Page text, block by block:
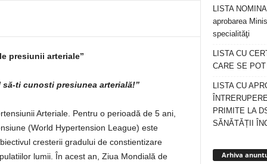
presiunii arteriale”
ti cunosti presiunea arterială!”
Arteriale. Pentru o perioadă de 5 ani,
(World Hypertension League) este
cresterii gradului de constientizare
lumii. În acest an, Ziua Mondială de
LISTA
aprobarea
specialităţi
LISTA CU
CARE SE POT
LISTA CU
PRIMITE LA
SĂNĂTĂȚII
Arhiva